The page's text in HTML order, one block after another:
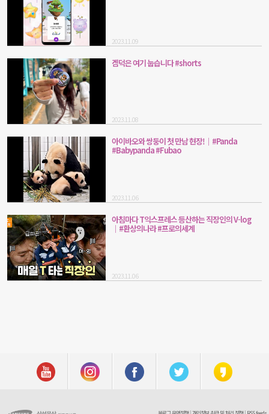
2023.11.09
겜덕은 여기 눕습니다 #shorts
2023.11.08
아이바오와 쌍둥이 첫 만남 현장!│#Panda
#Babypanda #Fubao
2023.11.06
아침마다 T익스프레스 등산하는 직장인의 V-log
│#환상의나라 #프로의세계
2023.11.06